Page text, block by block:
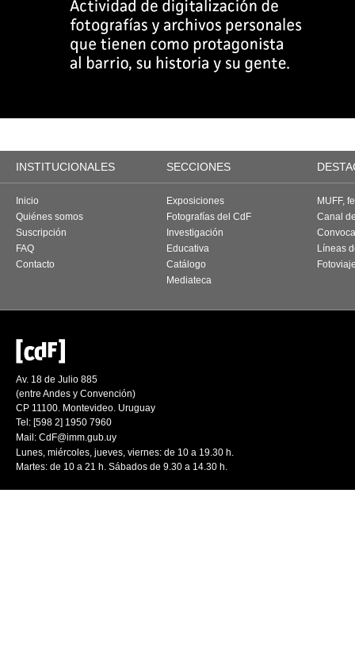
INSTITUCIONALES SECCIONES
Inicio
Quiénes somos
Suscripción
FAQ
Contacto
Exposiciones
Fotografías del CdF
Investigación
Educativa
Catálogo
Mediateca
MUFF,
Canal
Líneas
Av. 18 de Julio 885
(entre Andes y Convención)
CP 11100. Montevideo. Uruguay
Tel: [598 2] 1950 7960
Mail: CdF@imm.gub.uy
Lunes, miércoles, jueves, viernes: de 10 a 19.30 h.
Martes: de 10 a 21 h. Sábados de 9.30 a 14.30 h.